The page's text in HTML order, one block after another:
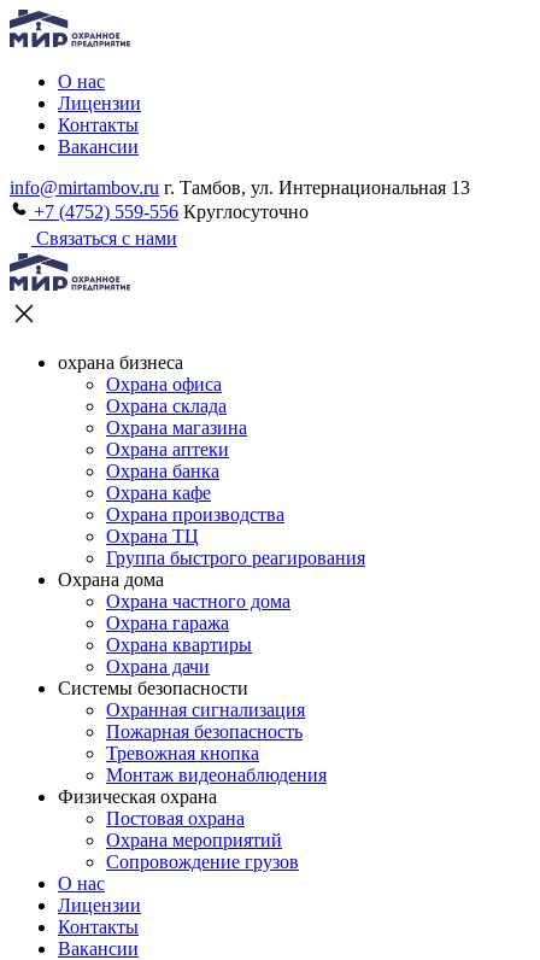
О нас
Лицензии
Контакты
Вакансии
info@mirtambov.ru г. Тамбов, ул. Интернациональная 13
+7 (4752) 559-556 Круглосуточно
Связаться с нами
охрана бизнеса
Охрана офиса
Охрана склада
Охрана магазина
Охрана аптеки
Охрана банка
Охрана кафе
Охрана производства
Охрана ТЦ
Группа быстрого реагирования
Охрана дома
Охрана частного дома
Охрана гаража
Охрана квартиры
Охрана дачи
Системы безопасности
Охранная сигнализация
Пожарная безопасность
Тревожная кнопка
Монтаж видеонаблюдения
Физическая охрана
Постовая охрана
Охрана мероприятий
Сопровождение грузов
О нас
Лицензии
Контакты
Вакансии